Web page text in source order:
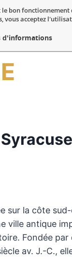
le bon fonctionnement
vous acceptez
d'informations
Syracuse
sur la côte
ville antique
Fondée par
av. J.-C.,